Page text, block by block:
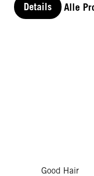
Details Alle
Good Hair